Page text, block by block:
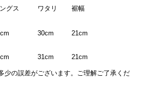
グス ワタリ 裾幅
30cm 21cm
31cm 21cm
少の誤差がございます。ご理解ご了承くだ